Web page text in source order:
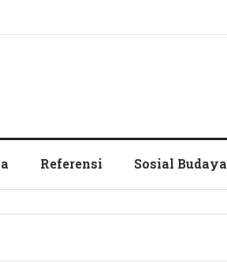
Referensi Sosial Budaya